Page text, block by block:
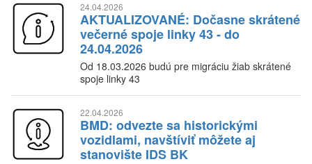
24.04.2026
AKTUALIZOVANÉ: Dočasne skrátené
večerné spoje linky 43 - do
24.04.2026
Od 18.03.2026 budú pre migráciu žiab skrátené
spoje linky 43
22.04.2026
BMD: odvezte sa historickými
vozidlami, navštíviť môžete aj
stanovište IDS BK